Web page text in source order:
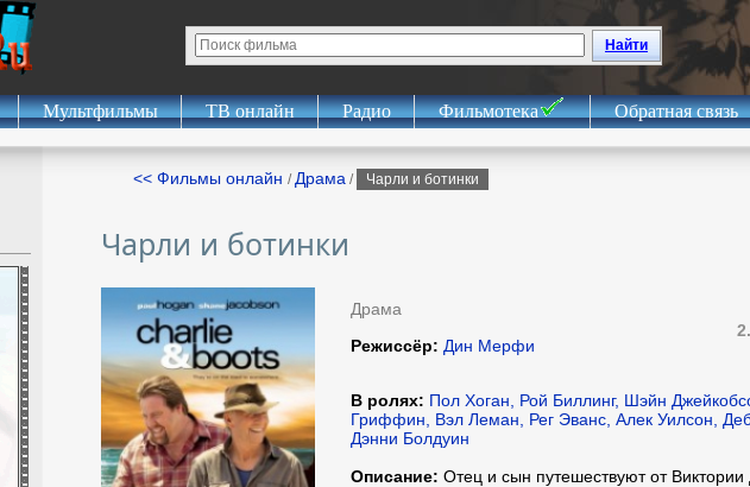
Найти
Мультфильмы ТВ онлайн Радио Фильмотека Обратная связь
<< Фильмы онлайн / Драма / Чарли и ботинки
Чарли и ботинки
Драма
Режиссёр: Дин Мерфи
В ролях: Пол Хоган, Рой Биллинг, Шэйн
Гриффин, Вэл Леман, Рег Эванс, Алек Уилсон,
Дэнни Болдуин
Описание: Отец и сын путешествуют от Виктории